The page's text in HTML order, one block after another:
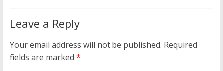
Leave a Reply
Your email address will not be published. Required
fields are marked *